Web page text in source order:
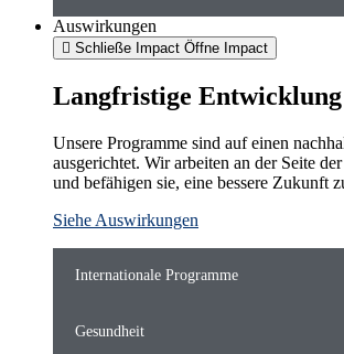
Auswirkungen
Schließe Impact Öffne Impact
Langfristige Entwicklung
Unsere Programme sind auf einen
ausgerichtet. Wir arbeiten an der Seite
und befähigen sie, eine bessere Zukunft
Siehe Auswirkungen
Internationale Programme
Gesundheit